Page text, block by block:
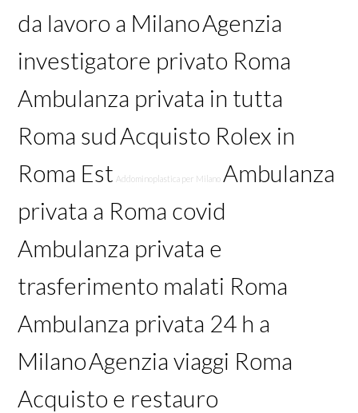
da lavoro a MilanoAgenzia
investigatore privato Roma
Ambulanza privata in tutta
Roma sudAcquisto Rolex in
Roma Est Addominoplastica per Milano Ambulanza
privata a Roma covid
Ambulanza privata e
trasferimento malati Roma
Ambulanza privata 24 h a
MilanoAgenzia viaggi Roma
Acquisto e restauro